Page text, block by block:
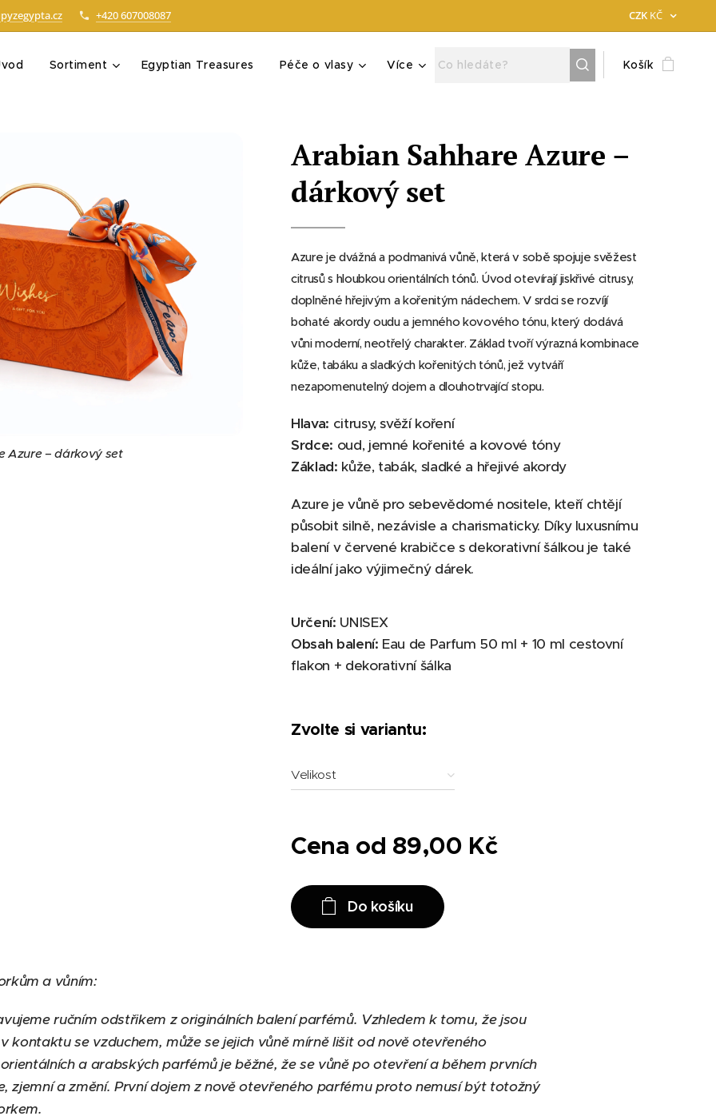
+420 607008087 CZK KČ
Sortiment Egyptian Treasures Péče o vlasy Více Košík
Arabian Sahhare Azure –
dárkový set
Azure – dárkový set
Azure je dvážná a podmanivá vůně, která v sobě spojuje svěžest
citrusů s hloubkou orientálních tónů. Úvod otevírají jiskřivé citrusy,
doplněné hřejivým a kořenitým nádechem. V srdci se rozvíjí
bohaté akordy oudu a jemného kovového tónu, který dodává
vůni moderní, neotřelý charakter. Základ tvoří výrazná kombinace
kůže, tabáku a sladkých kořenitých tónů, jež vytváří
nezapomenutelný dojem a dlouhotrvající stopu.
Hlava: citrusy, svěží koření
Srdce: oud, jemné kořenité a kovové tóny
Základ: kůže, tabák, sladké a hřejivé akordy
Azure je vůně pro sebevědomé nositele, kteří chtějí
působit silně, nezávisle a charismaticky. Díky luxusnímu
balení v červené krabičce s dekorativní šálkou je také
ideální jako výjimečný dárek.
Určení: UNISEX
Obsah balení: Eau de Parfum 50 ml + 10 ml cestovní
flakon + dekorativní šálka
Zvolte si variantu:
Velikost
Cena od 89,00 Kč
Do košíku
a vůním:
ručním odstřikem z originálních balení parfémů. Vzhledem k tomu, že jsou
kontaktu se vzduchem, může se jejich vůně mírně lišit od nově otevřeného
a arabských parfémů je běžné, že se vůně po otevření a během prvních
zjemní a změní. První dojem z nově otevřeného parfému proto nemusí být totožný